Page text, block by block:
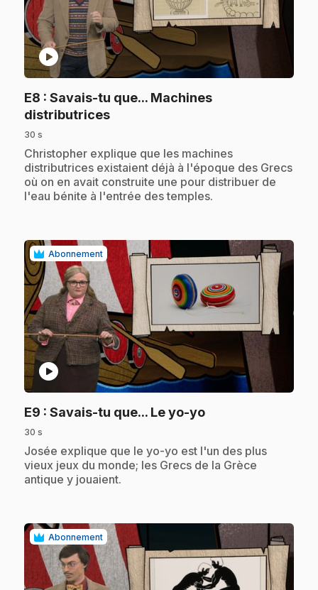
play_circle
E8 : Savais-tu que... Machines
distributrices.
30 s
.Christopher explique que les machines
distributrices existaient déjà à l'époque des Grecs
où on en avait construite une pour distribuer de
l'eau bénite à l'entrée des temples.
Abonnement
play_circle
E9 : Savais-tu que... Le yo-yo.
30 s
.Josée explique que le yo-yo est l'un des plus
vieux jeux du monde; les Grecs de la Grèce
antique y jouaient.
Abonnement